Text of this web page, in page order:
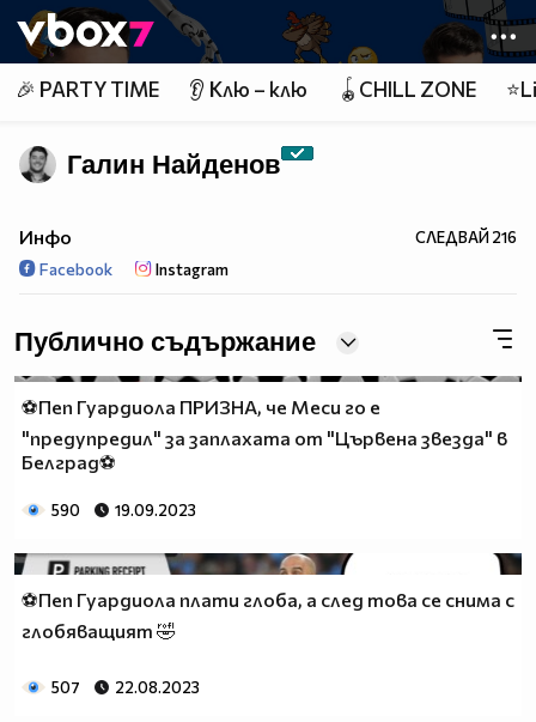
👾
🎉 PARTY TIME 👂 Клю – клю 🪀CHILL ZONE
Галин Найденов
Инфо СЛЕДВАЙ216
Facebook Instagram
Публично съдържание
⚽Пеп Гуардиола ПРИЗНА, че Меси го е
"предупредил" за заплахата от "Цървена звезда" в
Белград⚽
590 19.09.2023
⚽Пеп Гуардиола плати глоба, а след това се снима с
глобяващият 🤣
507 22.08.2023